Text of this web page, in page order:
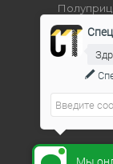
Дорожно-